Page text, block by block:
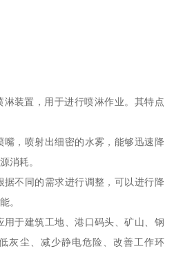
装置，用于进行喷淋作业。其特点
嘴，喷射出细密的水雾，能够迅速降
消耗。
据不同的需求进行调整，可以进行降
。
于建筑工地、港口码头、矿山、钢
灰尘、减少静电危险、改善工作环